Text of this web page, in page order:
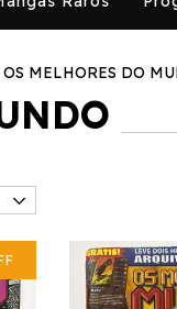
OS MELHORES DO